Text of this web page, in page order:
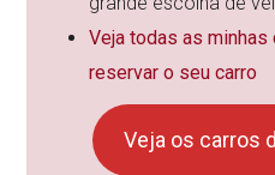
Veja todas as
reservar o seu carro
Veja os carros